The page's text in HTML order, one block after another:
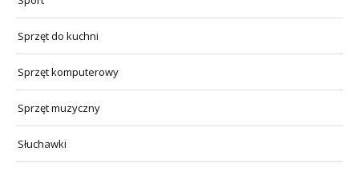
Sprzęt do kuchni
Sprzęt komputerowy
Sprzęt muzyczny
Słuchawki